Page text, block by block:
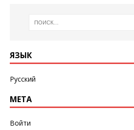
ЯЗЫК
Русский
МЕТА
Войти